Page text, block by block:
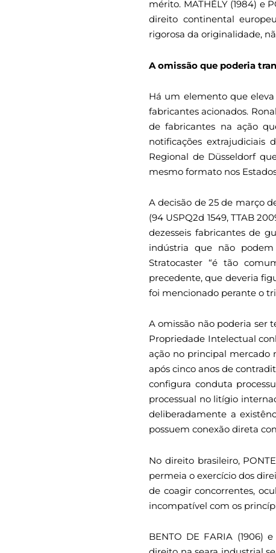
mérito. MATHÉLY (1984) e
direito continental
rigorosa da originalidade,
A omissão que poderia
Há um elemento que
fabricantes acionados.
de fabricantes na ação
notificações extrajudiciais
Regional de Düsseldorf
mesmo formato nos
A decisão de 25 de março
(94 USPQ2d 1549, TTAB
dezesseis fabricantes de
indústria que não
Stratocaster “é tão
precedente, que deveria
foi mencionado perante o
A omissão não poderia ser
Propriedade Intelectual
ação no principal mercado
após cinco anos de
configura conduta
processual no litígio
deliberadamente a
possuem conexão direta
No direito brasileiro,
permeia o exercício dos
de coagir concorrentes,
incompatível com os
BENTO DE FARIA (1906)